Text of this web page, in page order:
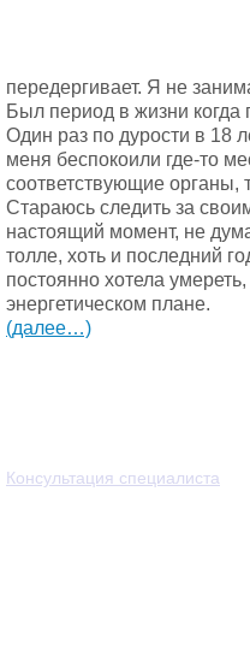
передергивает. Я не
Был период в жизни когда
Один раз по дурости в 18
меня беспокоили где-то
соответствующие органы,
Стараюсь следить за
настоящий момент, не
толле, хоть и последний
постоянно хотела
энергетическом плане.
(далее…)
Консультация специалиста